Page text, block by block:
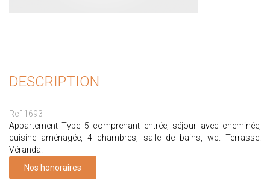
DESCRIPTION
Ref 1693
Appartement Type 5 comprenant entrée, séjour avec cheminée,
cuisine aménagée, 4 chambres, salle de bains, wc. Terrasse.
Véranda.
Nos honoraires